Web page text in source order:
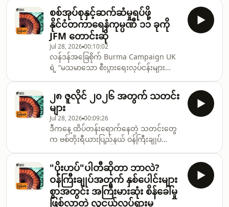
protecting young workers. Here’s
what you need to know as a parent or
guardian of a worker under 18. -
အချိန်ပိုင်းအလုပ်တစ်ခု စတင်လုပ်ကိုင်တာ
ဟာ အသက် ၁၆-၁၇ နှစ်အရွယ် လူငယ်တွေ
အတွက် သင့်တော်တဲ့ အတွေ့အကြုံတွေ ရရှိ
စေနိုင်ပါတယ်။
စစ်အုပ်စုနှင့်ဆက်ဆံမှုရပ်ဖို့
နိုင်ငံတကာရေနံကုမ္ပဏီ ၁၁ ခုကို
JFM တောင်းဆို
Jul 28, 202600:10:02
လန်ဒန်အခြေစိုက် Burma Campaign UK
ရဲ့ “မသမာသော စီးပွားရေးလုပ်ငန်းများ
ထပ်မံထည့်သွင်းခံရတဲ့ နိုင်ငံတကာ ရေနံနှင့်
သဘာဝဓာတ်ငွေ့ ဝန်ဆောင်မှုကုမ္ပဏီ ၁၁ ခု
အနေနဲ့ စစ်အုပ်စုထံ ငွေပေးချေမှု ရပ်ဆိုင်းရန်
ဒါမှမဟုတ် တာဝန်သိသိဖြင့် လုပ်ငန်းတွေ
ရပ်တန့်ဖို့ Justice For Myanmar (JFM) က
တောင်းဆိုလိုက်ပါတယ်။
၂၈ ဇူလိုင် ၂၀၂၆ အတွက် သတင်း
များ
Jul 28, 202600:09:26
ဒီကနေ့ ထိပ်တန်းရောက်နေတဲ့ သတင်းတွေ
က ဗစ်တိုးရီယားပြည်နယ် ဝန်ကြီးချုပ်
အကြောင်း၊ Western Australia ပြည်နယ်
မှာ စွမ်းအင်စက်ရုံအသစ် တည်ဆောက်မယ့်
အကြောင်းတွေကို နားဆင်ရမှာ ဖြစ်ပါတယ်။
"ပိုးဟပ်"ပါတီဆိုတာ ဘာလဲ?
ဝန်ကြီးချုပ်အတွက် နှစ်ပေါင်းများ
စွာအတွင်း အကြီးမားဆုံး စိန်ခေါ်မှု
ဖြစ်လာတဲ့ လူငယ်လှုပ်ရှားမှု